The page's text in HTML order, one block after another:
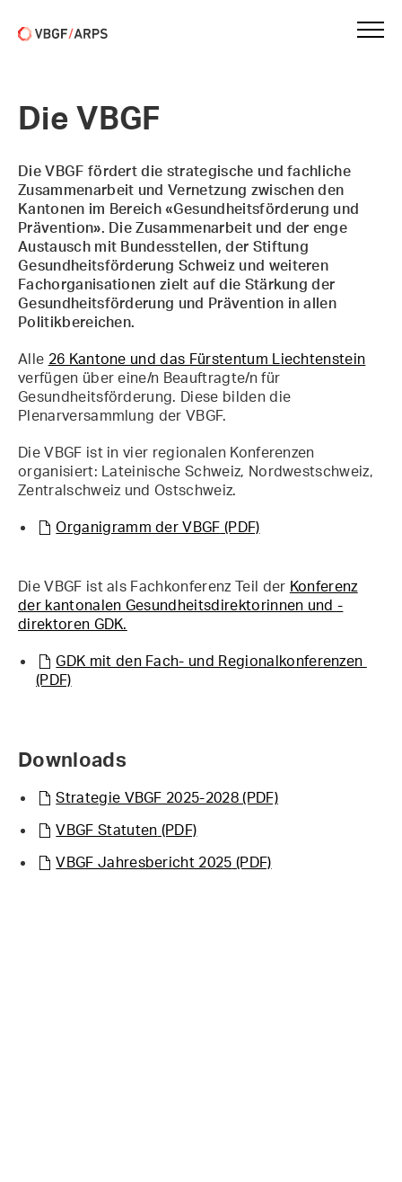
Die VBGF
Die VBGF fördert die strategische und fachliche
Zusammenarbeit und Vernetzung zwischen den
Kantonen im Bereich «Gesundheitsförderung und
Prävention». Die Zusammenarbeit und der enge
Austausch mit Bundesstellen, der Stiftung
Gesundheitsförderung Schweiz und weiteren
Fachorganisationen zielt auf die Stärkung der
Gesundheitsförderung und Prävention in allen
Politikbereichen.
Alle 26 Kantone und das Fürstentum Liechtenstein
verfügen über eine/n Beauftragte/n für
Gesundheitsförderung. Diese bilden die
Plenarversammlung der VBGF.
Die VBGF ist in vier regionalen Konferenzen
organisiert: Lateinische Schweiz, Nordwestschweiz,
Zentralschweiz und Ostschweiz.
Organigramm der VBGF (PDF)
Die VBGF ist als Fachkonferenz Teil der Konferenz
der kantonalen Gesundheitsdirektorinnen und -
direktoren GDK.
GDK mit den Fach- und Regionalkonferenzen
(PDF)
Downloads
Strategie VBGF 2025-2028 (PDF)
VBGF Statuten (PDF)
VBGF Jahresbericht 2025 (PDF)